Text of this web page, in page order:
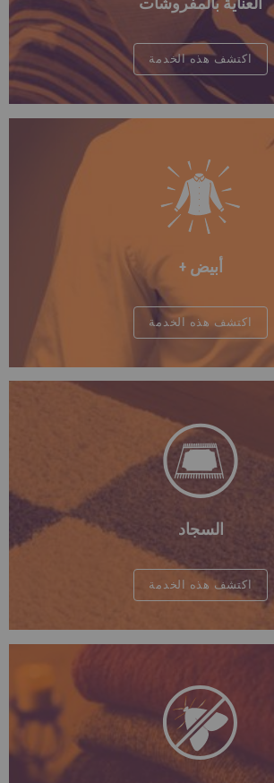
العناية بالمفروشات
اكتشف هذه الخدمة
أبيض +
اكتشف هذه الخدمة
السجاد
اكتشف هذه الخدمة